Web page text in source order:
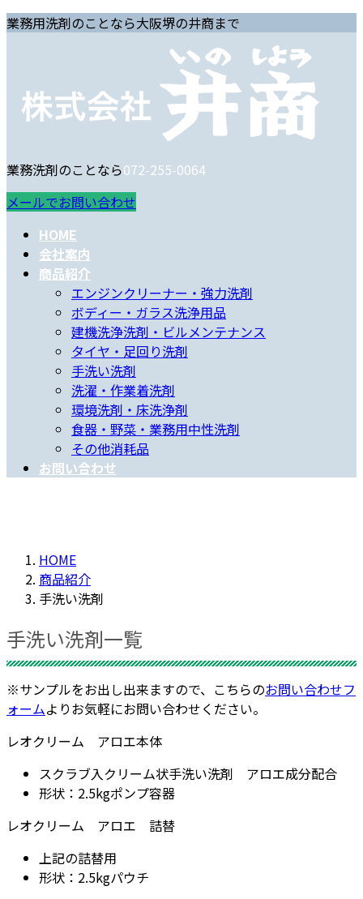
コ
ッ
プ
ナ
移
動
業務用洗剤のことなら大阪堺の井商まで
業務洗剤のことなら072-255-0064
メールでお問い合わせ
HOME
会社案内
商品紹介
エンジンクリーナー・強力洗剤
ボディー・ガラス洗浄用品
建機洗浄洗剤・ビルメンテナンス
タイヤ・足回り洗剤
手洗い洗剤
洗濯・作業着洗剤
環境洗剤・床洗浄剤
食器・野菜・業務用中性洗剤
その他消耗品
お問い合わせ
HOME
商品紹介
手洗い洗剤
手洗い洗剤一覧
※サンプルをお出し出来ますので、こちらのお問い合わせフ
ォームよりお気軽にお問い合わせください。
レオクリーム アロエ本体
スクラブ入クリーム状手洗い洗剤 アロエ成分配合
形状：2.5kgポンプ容器
レオクリーム アロエ 詰替
上記の詰替用
形状：2.5kgパウチ